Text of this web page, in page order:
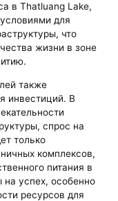
в Thatluang Lake,
для
что
жизни в зоне
также
инвестиций. В
спрос на
только
комплексов,
питания в
успех, особенно
ресурсов для